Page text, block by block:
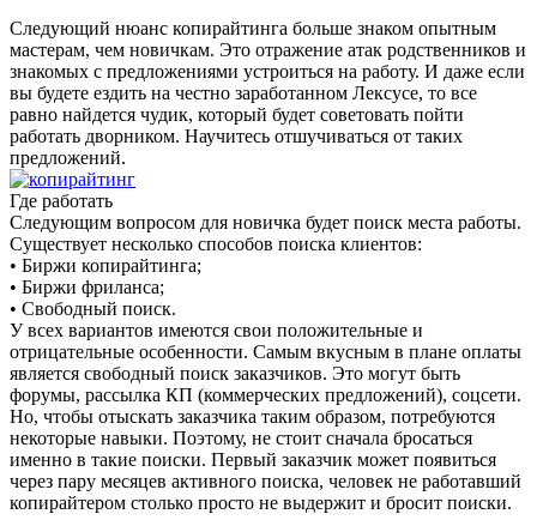
Следующий нюанс копирайтинга больше знаком опытным
мастерам, чем новичкам. Это отражение атак родственников и
знакомых с предложениями устроиться на работу. И даже если
вы будете ездить на честно заработанном Лексусе, то все
равно найдется чудик, который будет советовать пойти
работать дворником. Научитесь отшучиваться от таких
предложений.
Где работать
Следующим вопросом для новичка будет поиск места работы.
Существует несколько способов поиска клиентов:
• Биржи копирайтинга;
• Биржи фриланса;
• Свободный поиск.
У всех вариантов имеются свои положительные и
отрицательные особенности. Самым вкусным в плане оплаты
является свободный поиск заказчиков. Это могут быть
форумы, рассылка КП (коммерческих предложений), соцсети.
Но, чтобы отыскать заказчика таким образом, потребуются
некоторые навыки. Поэтому, не стоит сначала бросаться
именно в такие поиски. Первый заказчик может появиться
через пару месяцев активного поиска, человек не работавший
копирайтером столько просто не выдержит и бросит поиски.